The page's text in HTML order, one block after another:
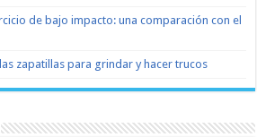
de bajo impacto: una comparación con el
zapatillas para grindar y hacer trucos